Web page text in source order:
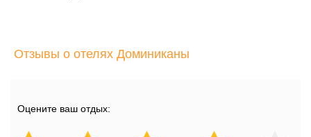
минут
Отзывы о отелях Доминиканы
Оцените ваш отдых: